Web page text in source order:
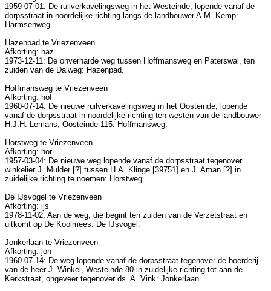
1959-07-01: De ruilverkavelingsweg in het Westeinde, lopende vanaf de
dorpsstraat in noordelijke richting langs de landbouwer A.M. Kemp:
Harmsenweg.
Hazenpad te Vriezenveen
Afkorting: haz
1973-12-11: De onverharde weg tussen Hoffmansweg en Paterswal, ten
zuiden van de Dalweg: Hazenpad.
Hoffmansweg te Vriezenveen
Afkorting: hof
1960-07-14: De nieuwe ruilverkavelingsweg in het Oosteinde, lopende
vanaf de dorpsstraat in noordelijke richting ten westen van de landbouwer
H.J.H. Lemans, Oosteinde 115: Hoffmansweg.
Horstweg te Vriezenveen
Afkorting: hor
1957-03-04: De nieuwe weg lopende vanaf de dorpsstraat tegenover
winkelier J. Mulder [?] tussen H.A. Klinge [39751] en J. Aman [?] in
zuidelijke richting te noemen: Horstweg.
De IJsvogel te Vriezenveen
Afkorting: ijs
1978-11-02: Aan de weg, die begint ten zuiden van de Verzetstraat en
uitkomt op De Koolmees: De IJsvogel.
Jonkerlaan te Vriezenveen
Afkorting: jon
1960-07-14: De weg lopende vanaf de dorpsstraat tegenover de boerderij
van de heer J. Winkel, Westeinde 80 in zuidelijke richting tot aan de
Kerkstraat, ongeveer tegenover ds. A. Vink: Jonkerlaan.